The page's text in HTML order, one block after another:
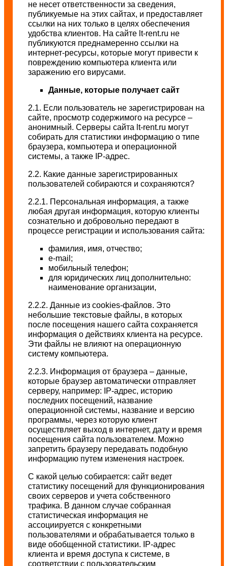
не несет ответственности за сведения,
публикуемые на этих сайтах, и предоставляет
ссылки на них только в целях обеспечения
удобства клиентов. На сайте lt-rent.ru не
публикуются преднамеренно ссылки на
интернет-ресурсы, которые могут привести к
повреждению компьютера клиента или
заражению его вирусами.
Данные, которые получает сайт
2.1. Если пользователь не зарегистрирован на
сайте, просмотр содержимого на ресурсе –
анонимный. Серверы сайта lt-rent.ru могут
собирать для статистики информацию о типе
браузера, компьютера и операционной
системы, а также IP-адрес.
2.2. Какие данные зарегистрированных
пользователей собираются и сохраняются?
2.2.1. Персональная информация, а также
любая другая информация, которую клиенты
сознательно и добровольно передают в
процессе регистрации и использования сайта:
фамилия, имя, отчество;
e-mail;
мобильный телефон;
для юридических лиц дополнительно:
наименование организации,
2.2.2. Данные из cookies-файлов. Это
небольшие текстовые файлы, в которых
после посещения нашего сайта сохраняется
информация о действиях клиента на ресурсе.
Эти файлы не влияют на операционную
систему компьютера.
2.2.3. Информация от браузера – данные,
которые браузер автоматически отправляет
серверу, например: IP-адрес, историю
последних посещений, название
операционной системы, название и версию
программы, через которую клиент
осуществляет выход в интернет, дату и время
посещения сайта пользователем. Можно
запретить браузеру передавать подобную
информацию путем изменения настроек.
С какой целью собирается: сайт ведет
статистику посещений для функционирования
своих серверов и учета собственного
трафика. В данном случае собранная
статистическая информация не
ассоциируется с конкретными
пользователями и обрабатывается только в
виде обобщенной статистики. IP-адрес
клиента и время доступа к системе, в
соответствии с пользовательским